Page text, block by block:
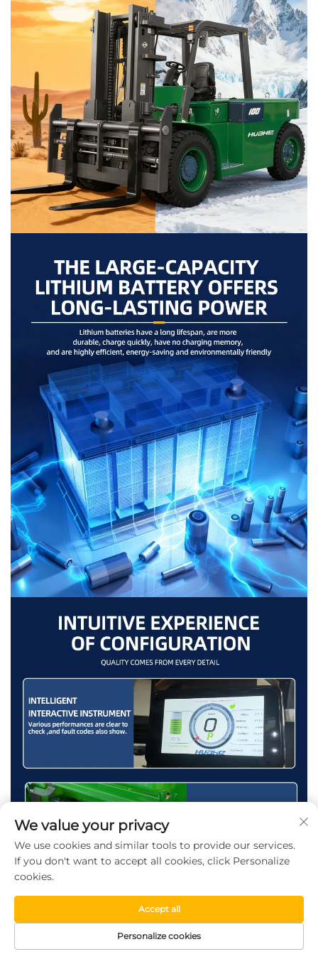
We value your privacy
We use cookies and similar tools to provide our services.
If you don't want to accept all cookies, click Personalize
cookies.
Personalize cookies
Accept all